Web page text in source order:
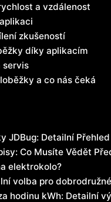
a vzdálenost
zkušeností
díky aplikacím
servis
a co nás čeká
JDBug: Detailní Přehled
Co Musíte Vědět
elektrokolo?
volba pro
hodinu kWh: Detailní